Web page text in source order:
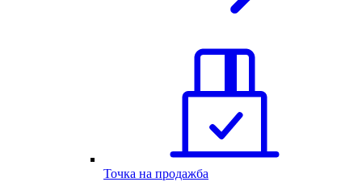
Точка на продажба